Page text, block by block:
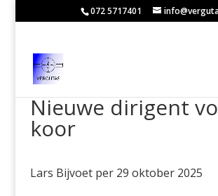
072 5717401
Nieuwe dirigent
koor
Lars Bijvoet per 29 oktober 2025